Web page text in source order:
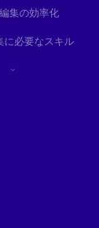
集の効率化
に必要なスキル